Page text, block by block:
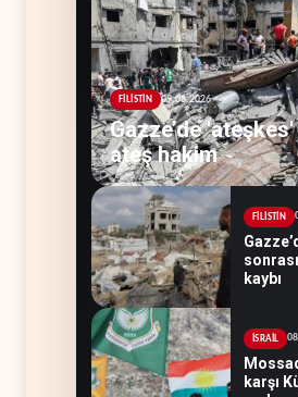
FİLİSTİN 09.08.2026
Gazze’de
ateş hakim
FİLİSTİN
kaybı
İSRAİL
karşı